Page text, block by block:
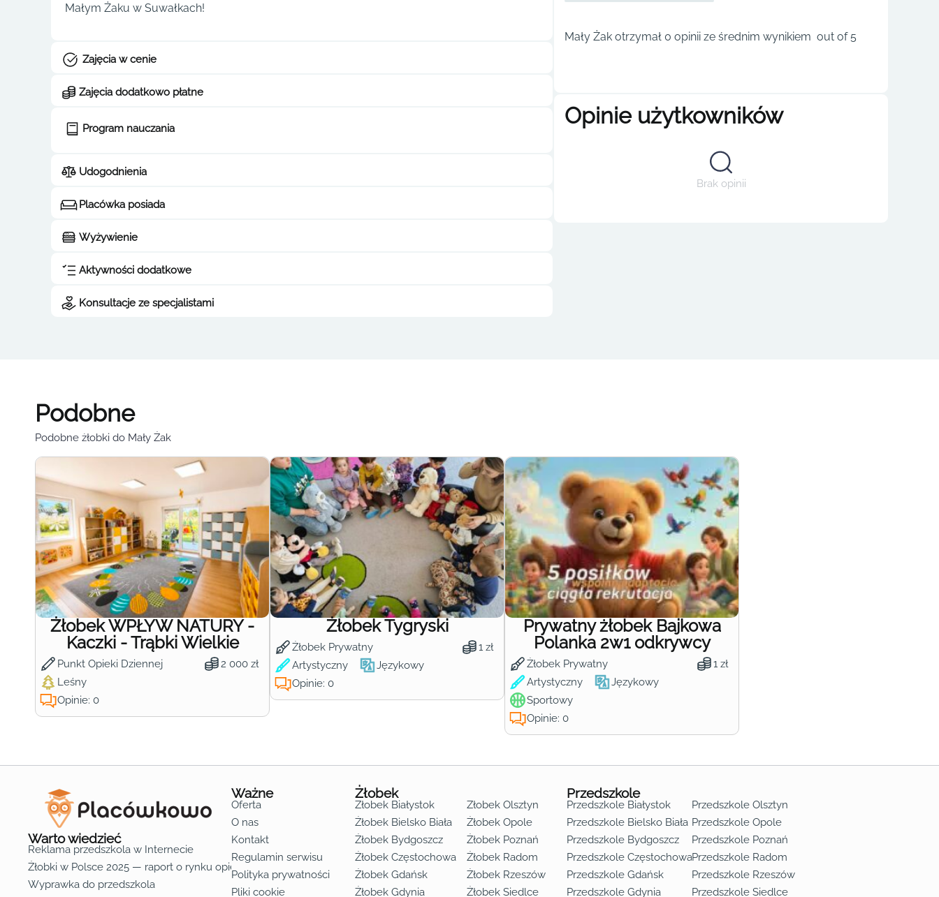
Małym Żaku w Suwałkach!
Zajęcia w cenie
Zajęcia dodatkowo płatne
Program nauczania
Udogodnienia
Placówka posiada
Wyżywienie
Aktywności dodatkowe
Konsultacje ze specjalistami
Mały Żak otrzymał 0 opinii ze średnim wynikiem out of 5
Opinie użytkowników
Brak opinii
Podobne
Podobne żłobki do Mały Żak
Żłobek WPŁYW NATURY -
Kaczki - Trąbki Wielkie
Punkt Opieki Dziennej 2 000 zł
Leśny
Opinie: 0
Żłobek Tygryski
Żłobek Prywatny 1 zł
Artystyczny Językowy
Opinie: 0
Prywatny żłobek Bajkowa
Polanka 2w1 odkrywcy
Żłobek Prywatny 1 zł
Artystyczny
Językowy
Sportowy
Opinie: 0
Warto wiedzieć
Reklama przedszkola w Internecie
Żłobki w Polsce 2025 — raport o rynku opieki nad dziećmi do lat 3
Wyprawka do przedszkola
Ważne
Oferta
O nas
Kontakt
Regulamin serwisu
Polityka prywatności
Pliki cookie
Żłobek
Żłobek Białystok
Żłobek Bielsko Biała
Żłobek Bydgoszcz
Żłobek Częstochowa
Żłobek Gdańsk
Żłobek Gdynia
Żłobek Olsztyn
Żłobek Opole
Żłobek Poznań
Żłobek Radom
Żłobek Rzeszów
Żłobek Siedlce
Przedszkole
Przedszkole Białystok
Przedszkole Bielsko Biała
Przedszkole Bydgoszcz
Przedszkole Częstochowa
Przedszkole Gdańsk
Przedszkole Gdynia
Przedszkole Olsztyn
Przedszkole Opole
Przedszkole Poznań
Przedszkole Radom
Przedszkole Rzeszów
Przedszkole Siedlce